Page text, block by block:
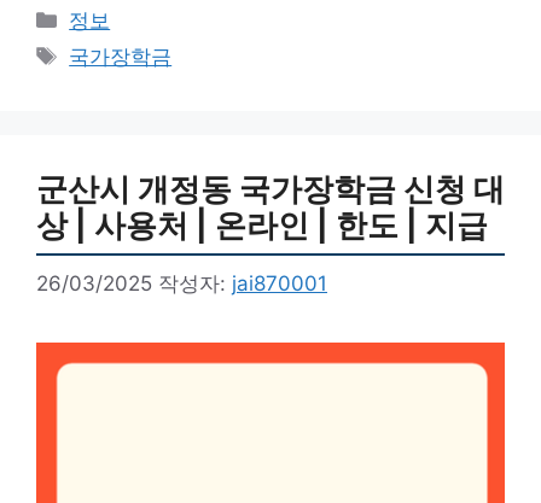
카
테
고
정보
태
국가장학금
군산시 개정동 국가장학금 신청 대
상 | 사용처 | 온라인 | 한도 | 지급
26/03/2025 작성자: jai870001